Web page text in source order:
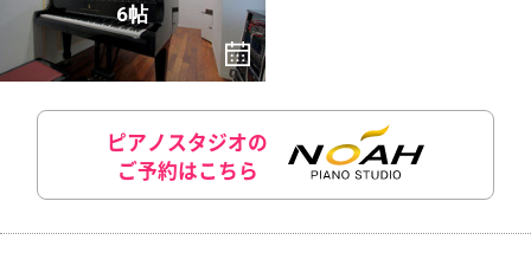
6帖
ピアノスタジオの
ご予約はこちら